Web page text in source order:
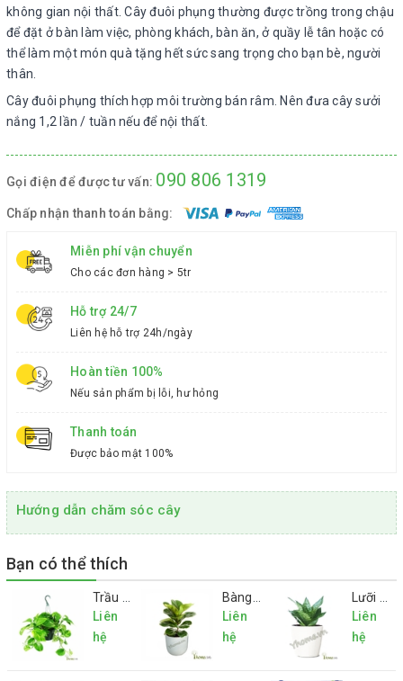
không gian nội thất. Cây đuôi phụng thường được trồng trong chậu
để đặt ở bàn làm việc, phòng khách, bàn ăn, ở quầy lễ tân hoặc có
thể làm một món quà tặng hết sức sang trọng cho bạn bè, người
thân.
Cây đuôi phụng thích hợp môi trường bán râm. Nên đưa cây sưởi
nắng 1,2 lần / tuần nếu để nội thất.
Gọi điện để được tư vấn: 090 806 1319
Chấp nhận thanh toán bằng:
Miễn phí vận chuyển
Cho các đơn hàng > 5tr
Hỗ trợ 24/7
Liên hệ hỗ trợ 24h/ngày
Hoàn tiền 100%
Nếu sản phẩm bị lỗi, hư hỏng
Thanh toán
Được bảo mật 100%
Hướng dẫn chăm sóc cây
Bạn có thể thích
Liên
hệ
Liên
hệ
Liên
hệ